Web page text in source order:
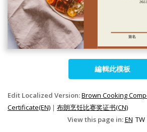
編輯此模板
Edit Localized Version:Brown Cooking
Certificate(EN) | 布朗烹饪比赛奖证书(CN)
View this page in:EN TW